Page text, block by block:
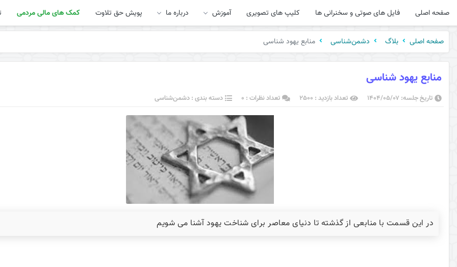
صفحه اصلی فایل های صوتی و سخنرانی ها کلیپ های تصویری آموزش درباره ما پویش حق تلاوت کمک های مالی مردمی
صفحه اصلی بلاگ دشمن‌شناسی منابع یهود شناسی
منابع یهود شناسی
تاریخ جلسه: ۱۴۰۴/۰۵/۰۷ تعداد بازدید : 2500 تعداد نظرات : 0 دسته بندی : دشمن‌شناسی
در این قسمت با منابعی از گذشته تا دنیای معاصر برای شناخت یهود آشنا می شویم